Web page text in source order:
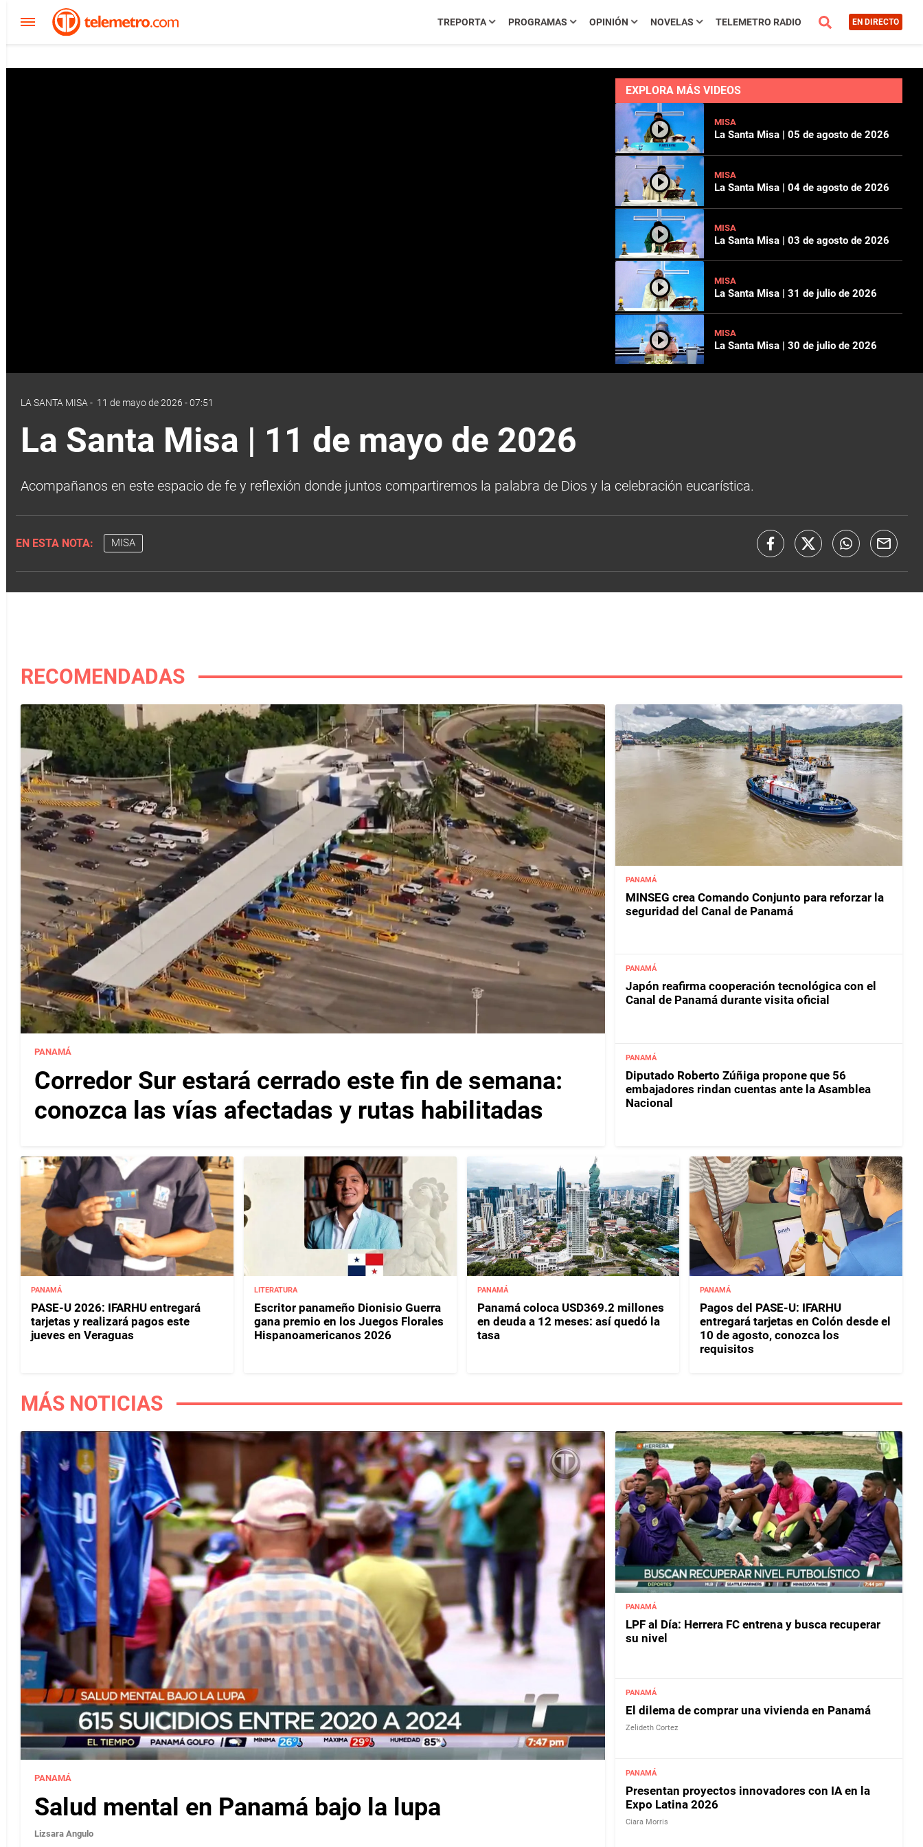
TREPORTA PROGRAMAS OPINIÓN NOVELAS TELEMETRO RADIO EN DIRECTO
EXPLORA MÁS VIDEOS
MISA
La Santa Misa | 05 de agosto de 2026
MISA
La Santa Misa | 04 de agosto de 2026
MISA
La Santa Misa | 03 de agosto de 2026
MISA
La Santa Misa | 31 de julio de 2026
MISA
La Santa Misa | 30 de julio de 2026
LA SANTA MISA - 11 de mayo de 2026 - 07:51
La Santa Misa | 11 de mayo de 2026
Acompañanos en este espacio de fe y reflexión donde juntos compartiremos la palabra de Dios y la celebración eucarística.
EN ESTA NOTA: MISA
RECOMENDADAS
PANAMÁ
Corredor Sur estará cerrado este fin de semana:
conozca las vías afectadas y rutas habilitadas
PANAMÁ
MINSEG crea Comando Conjunto para reforzar la
seguridad del Canal de Panamá
PANAMÁ
Japón reafirma cooperación tecnológica con el
Canal de Panamá durante visita oficial
PANAMÁ
Diputado Roberto Zúñiga propone que 56
embajadores rindan cuentas ante la Asamblea
Nacional
PANAMÁ
PASE-U 2026: IFARHU entregará
tarjetas y realizará pagos este
jueves en Veraguas
LITERATURA
Escritor panameño Dionisio Guerra
gana premio en los Juegos Florales
Hispanoamericanos 2026
PANAMÁ
Panamá coloca USD369.2 millones
en deuda a 12 meses: así quedó la
tasa
PANAMÁ
Pagos del PASE-U: IFARHU
entregará tarjetas en Colón desde el
10 de agosto, conozca los
requisitos
MÁS NOTICIAS
PANAMÁ
Salud mental en Panamá bajo la lupa
Lizsara Angulo
PANAMÁ
LPF al Día: Herrera FC entrena y busca recuperar
su nivel
PANAMÁ
El dilema de comprar una vivienda en Panamá
Zelideth Cortez
PANAMÁ
Presentan proyectos innovadores con IA en la
Expo Latina 2026
Ciara Morris